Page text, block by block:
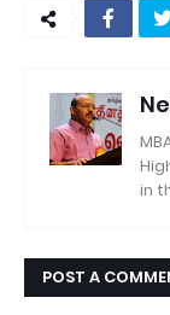
in
POST A